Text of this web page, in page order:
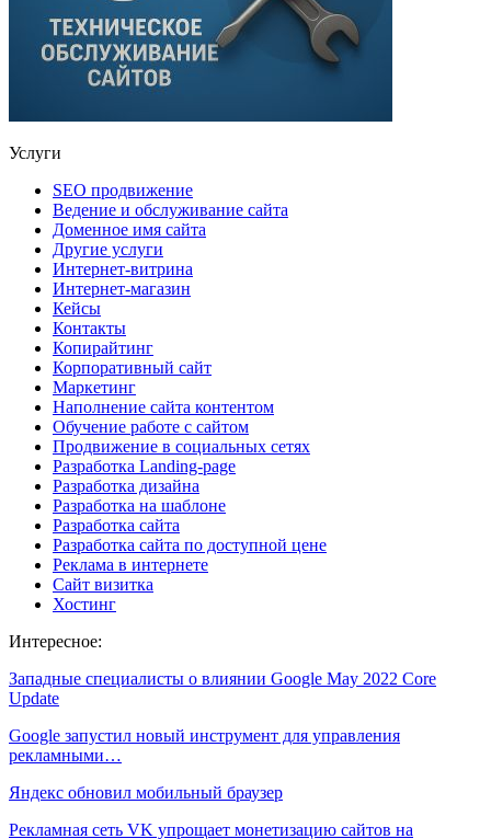
Услуги
SEO продвижение
Ведение и обслуживание сайта
Доменное имя сайта
Другие услуги
Интернет-витрина
Интернет-магазин
Кейсы
Контакты
Копирайтинг
Корпоративный сайт
Маркетинг
Наполнение сайта контентом
Обучение работе с сайтом
Продвижение в социальных сетях
Разработка Landing-page
Разработка дизайна
Разработка на шаблоне
Разработка сайта
Разработка сайта по доступной цене
Реклама в интернете
Сайт визитка
Хостинг
Интересное:
Западные специалисты о влиянии Google May 2022 Core
Update
Google запустил новый инструмент для управления
рекламными…
Яндекс обновил мобильный браузер
Рекламная сеть VK упрощает монетизацию сайтов на